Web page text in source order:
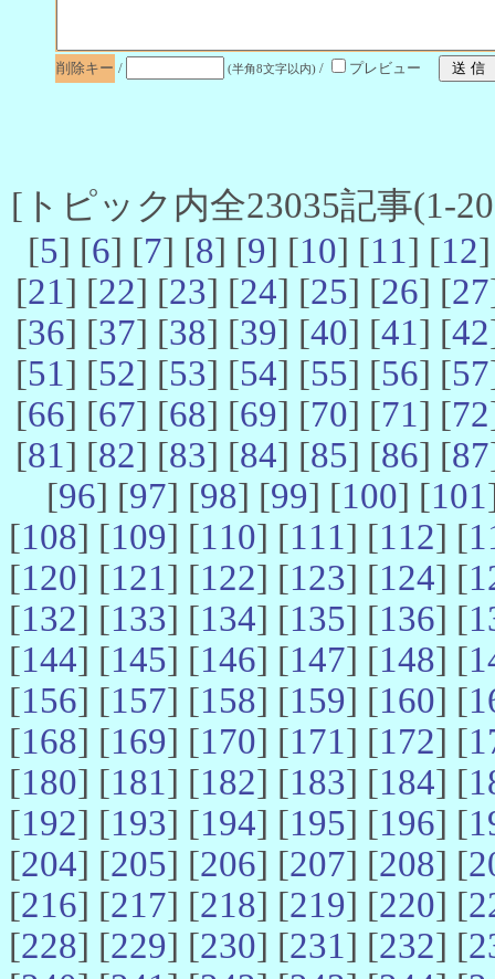
削除キー / (半角8文字以内) / プレビュー
[トピック内全23035記事(1-
[5] [6] [7] [8] [9] [10] [11] [12
[21] [22] [23] [24] [25] [26] [27
[36] [37] [38] [39] [40] [41] [42
[51] [52] [53] [54] [55] [56] [57
[66] [67] [68] [69] [70] [71] [72
[81] [82] [83] [84] [85] [86] [87
[96] [97] [98] [99] [100] [101
[108] [109] [110] [111] [112] [
[120] [121] [122] [123] [124] [
[132] [133] [134] [135] [136] [
[144] [145] [146] [147] [148] [
[156] [157] [158] [159] [160] [
[168] [169] [170] [171] [172] [
[180] [181] [182] [183] [184] [
[192] [193] [194] [195] [196] [
[204] [205] [206] [207] [208] [
[216] [217] [218] [219] [220] [
[228] [229] [230] [231] [232] [